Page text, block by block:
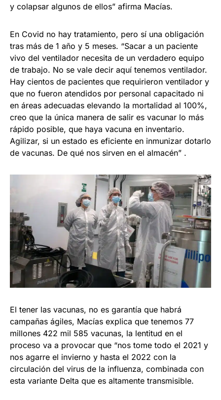
y colapsar algunos de ellos” afirma Macías.
En Covid no hay tratamiento, pero sí una obligación
tras más de 1 año y 5 meses. “Sacar a un paciente
vivo del ventilador necesita de un verdadero equipo
de trabajo. No se vale decir aquí tenemos ventilador.
Hay cientos de pacientes que requirieron ventilador y
que no fueron atendidos por personal capacitado ni
en áreas adecuadas elevando la mortalidad al 100%,
creo que la única manera de salir es vacunar lo más
rápido posible, que haya vacuna en inventario.
Agilizar, si un estado es eficiente en inmunizar dotarlo
de vacunas. De qué nos sirven en el almacén” .
El tener las vacunas, no es garantía que habrá
campañas ágiles, Macías explica que tenemos 77
millones 422 mil 585 vacunas, la lentitud en el
proceso va a provocar que “nos tome todo el 2021 y
nos agarre el invierno y hasta el 2022 con la
circulación del virus de la influenza, combinada con
esta variante Delta que es altamente transmisible.